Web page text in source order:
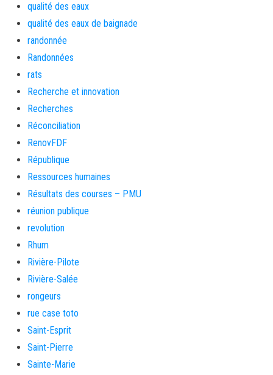
qualité des eaux
qualité des eaux de baignade
randonnée
Randonnées
rats
Recherche et innovation
Recherches
Réconciliation
RenovFDF
République
Ressources humaines
Résultats des courses – PMU
réunion publique
revolution
Rhum
Rivière-Pilote
Rivière-Salée
rongeurs
rue case toto
Saint-Esprit
Saint-Pierre
Sainte-Marie